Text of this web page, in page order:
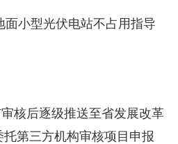
面小型光伏电站不占用指导
核后逐级推送至省发展改革
第三方机构审核项目申报